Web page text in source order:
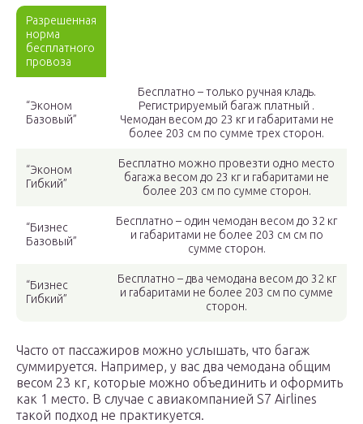
Разрешенная
норма
бесплатного
провоза
“Эконом
Базовый”
Бесплатно – только ручная кладь.
Регистрируемый багаж платный .
Чемодан весом до 23 кг и габаритами не
более 203 см по сумме трех сторон.
“Эконом
Гибкий”
Бесплатно можно провезти одно место
багажа весом до 23 кг и габаритами не
более 203 см по сумме сторон.
“Бизнес
Базовый”
Бесплатно – один чемодан весом до 32 кг
и габаритами не более 203 см см по
сумме сторон.
“Бизнес
Гибкий”
Бесплатно – два чемодана весом до 32 кг
и габаритами не более 203 см по сумме
сторон.
Часто от пассажиров можно услышать, что багаж
суммируется. Например, у вас два чемодана общим
весом 23 кг, которые можно объединить и оформить
как 1 место. В случае с авиакомпанией S7 Airlines
такой подход не практикуется.